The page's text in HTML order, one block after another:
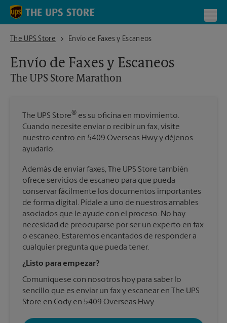
Skip to content
Return to Nav
The UPS Store
The UPS Store MarathonEnvío de Faxes y Escaneos
Envío de Faxes y Escaneos
The UPS Store Marathon
The UPS Store® es su oficina en movimiento.
Cuando necesite enviar o recibir un fax, visite
nuestro centro en 5409 Overseas Hwy y déjenos
ayudarlo.
Además de enviar faxes, The UPS Store también
ofrece servicios de escaneo para que pueda
conservar fácilmente los documentos importantes
de forma digital. Pídale a uno de nuestros amables
asociados que le ayude con el proceso. No hay
necesidad de preocuparse por ser un experto en fax
o escaneo. Estaremos encantados de responder a
cualquier pregunta que pueda tener.
¿Listo para empezar?
Comuníquese con nosotros hoy para saber lo
sencillo que es enviar un fax y escanear en The UPS
Store en Cody en 5409 Overseas Hwy.